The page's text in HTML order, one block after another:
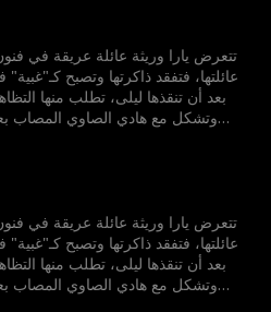
ويكشف هادي عن هويته الحقيقية
ويطيحان بالأعداء، ثم تنكشف الأكاذيب
تتعرض يارا وريثة عائلة عريقة في فنون
عائلتها، فتفقد ذاكرتها وتصبح
بعد أن تنقذها
وتشكل مع هادي الصاوي المصاب
ويكشف هادي عن هويته الحقيقية
ويطيحان بالأعداء، ثم تنكشف الأكاذيب
تتعرض يارا وريثة عائلة عريقة في فنون
عائلتها، فتفقد ذاكرتها وتصبح
بعد أن تنقذها
وتشكل مع هادي الصاوي المصاب